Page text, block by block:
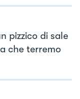
pizzico di sale
che terremo